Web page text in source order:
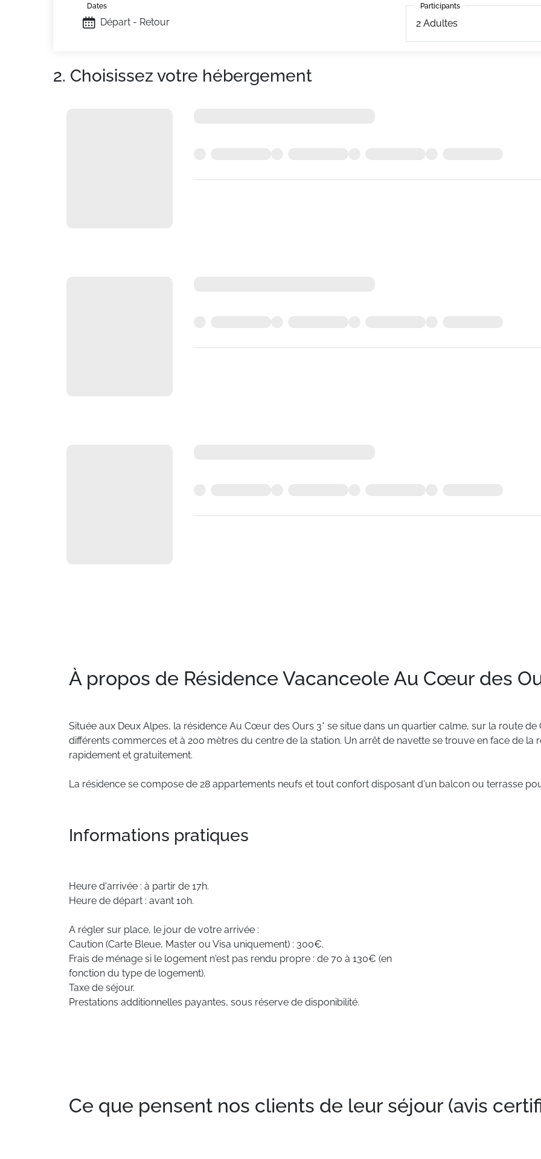
Départ - Retour
Dates Participants
2 Adultes
Participants
2. Choisissez votre hébergement
À propos de Résidence Vacanceole Au Cœur des
Située aux Deux Alpes, la résidence Au Cœur des Ours 3* se situe dans un quartier calme, sur la route de
différents commerces et à 200 mètres du centre de la station. Un arrêt de navette se trouve en face de la
rapidement et gratuitement.
La résidence se compose de 28 appartements neufs et tout confort disposant d'un balcon ou terrasse
Informations pratiques
Heure d'arrivée : à partir de 17h.
Heure de départ : avant 10h.
A régler sur place, le jour de votre arrivée :
Caution (Carte Bleue, Master ou Visa uniquement) : 300€.
Frais de ménage si le logement n'est pas rendu propre : de 70 à 130€ (en
fonction du type de logement).
Taxe de séjour.
Prestations additionnelles payantes, sous réserve de disponibilité.
Ce que pensent nos clients de leur séjour (avis